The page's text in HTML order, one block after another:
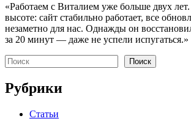
«Работаем с Виталием уже больше двух
высоте: сайт стабильно работает, все
незаметно для нас. Однажды он
за 20 минут — даже не успели испугаться.»
Поиск
Поиск
Рубрики
Статьи